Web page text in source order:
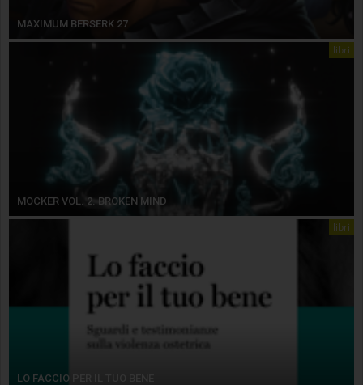
MAXIMUM BERSERK 27
libri
MOCKER VOL. 2. BROKEN MIND
libri
LO FACCIO PER IL TUO BENE